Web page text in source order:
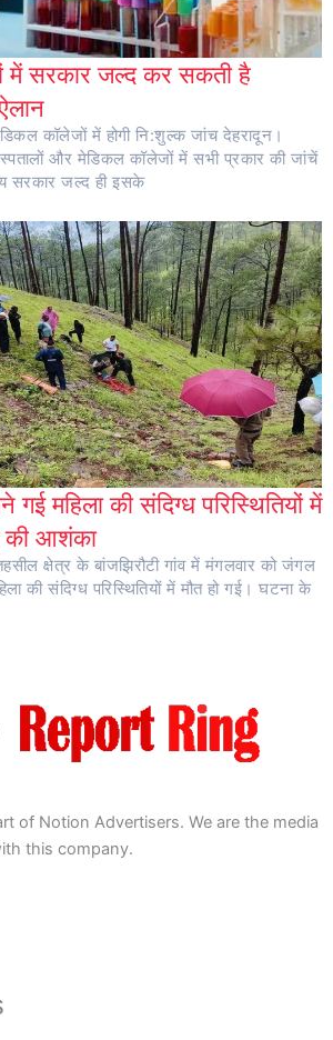
में सरकार जल्द कर सकती है
कॉलेजों में होगी नि:शुल्क जांच देहरादून।
और मेडिकल कॉलेजों में सभी प्रकार की जांचें
सरकार जल्द ही इसके
महिला की संदिग्ध परिस्थितियों में
की आशंका
क्षेत्र के बांजझिरौटी गांव में मंगलवार को जंगल
की संदिग्ध परिस्थितियों में मौत हो गई। घटना के
of Notion Advertisers. We are the media
this company.